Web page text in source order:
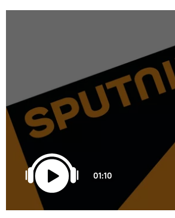
01:10